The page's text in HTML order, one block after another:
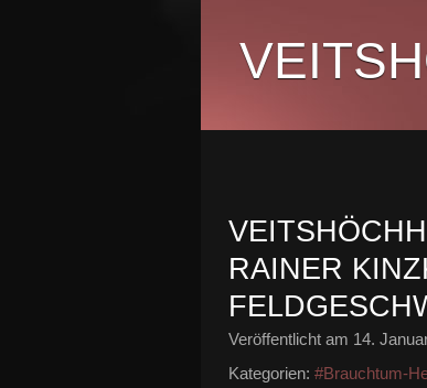
RAINER
Veröffentlicht am 14.
Kategorien: #Brauchtum-